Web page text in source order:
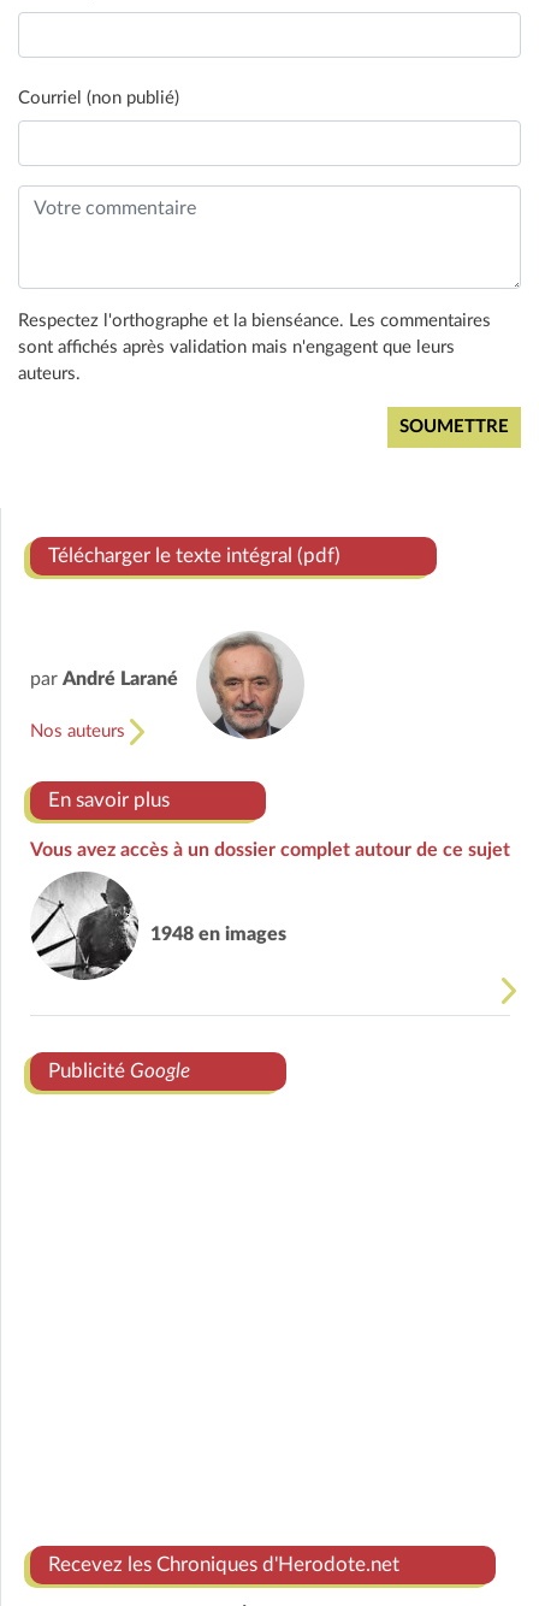
Courriel (non publié)
Respectez l'orthographe et la bienséance. Les commentaires
sont affichés après validation mais n'engagent que leurs
auteurs.
Télécharger le texte intégral (pdf)
par André Larané
Nos auteurs
En savoir plus
Vous avez accès à un dossier complet autour de ce sujet
1948 en images
Publicité Google
Recevez les Chroniques d'Herodote.net